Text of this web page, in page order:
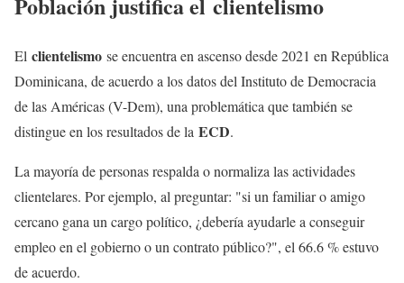
El clientelismo se encuentra en ascenso desde 2021 en República
Dominicana, de acuerdo a los datos del Instituto de Democracia
de las Américas (V-Dem), una problemática que también se
distingue en los resultados de la ECD.
La mayoría de personas respalda o normaliza las actividades
clientelares. Por ejemplo, al preguntar: "si un familiar o amigo
cercano gana un cargo político, ¿debería ayudarle a conseguir
empleo en el gobierno o un contrato público?", el 66.6 % estuvo
de acuerdo.